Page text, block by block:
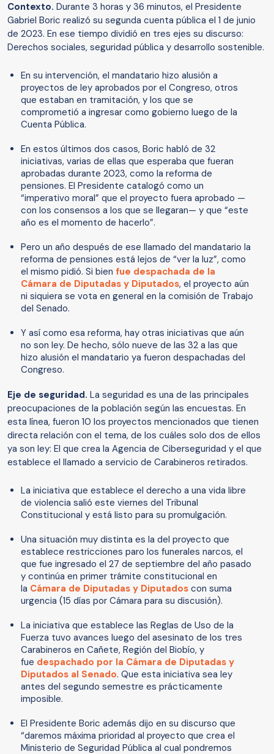
Contexto. Durante 3 horas y 36 minutos, el Presidente
Gabriel Boric realizó su segunda cuenta pública el 1 de junio
de 2023. En ese tiempo dividió en tres ejes su discurso:
Derechos sociales, seguridad pública y desarrollo sostenible.
En su intervención, el mandatario hizo alusión a
proyectos de ley aprobados por el Congreso, otros
que estaban en tramitación, y los que se
comprometió a ingresar como gobierno luego de la
Cuenta Pública.
En estos últimos dos casos, Boric habló de 32
iniciativas, varias de ellas que esperaba que fueran
aprobadas durante 2023, como la reforma de
pensiones. El Presidente catalogó como un
“imperativo moral” que el proyecto fuera aprobado —
con los consensos a los que se llegaran— y que “este
año es el momento de hacerlo”.
Pero un año después de ese llamado del mandatario la
reforma de pensiones está lejos de “ver la luz”, como
el mismo pidió. Si bien fue despachada de la
Cámara de Diputadas y Diputados, el proyecto aún
ni siquiera se vota en general en la comisión de Trabajo
del Senado.
Y así como esa reforma, hay otras iniciativas que aún
no son ley. De hecho, sólo nueve de las 32 a las que
hizo alusión el mandatario ya fueron despachadas del
Congreso.
Eje de seguridad. La seguridad es una de las principales
preocupaciones de la población según las encuestas. En
esta línea, fueron 10 los proyectos mencionados que tienen
directa relación con el tema, de los cuáles solo dos de ellos
ya son ley: El que crea la Agencia de Ciberseguridad y el que
establece el llamado a servicio de Carabineros retirados.
La iniciativa que establece el derecho a una vida libre
de violencia salió este viernes del Tribunal
Constitucional y está listo para su promulgación.
Una situación muy distinta es la del proyecto que
establece restricciones paro los funerales narcos, el
que fue ingresado el 27 de septiembre del año pasado
y continúa en primer trámite constitucional en
la Cámara de Diputadas y Diputados con suma
urgencia (15 días por Cámara para su discusión).
La iniciativa que establece las Reglas de Uso de la
Fuerza tuvo avances luego del asesinato de los tres
Carabineros en Cañete, Región del Biobío, y
fue despachado por la Cámara de Diputadas y
Diputados al Senado. Que esta iniciativa sea ley
antes del segundo semestre es prácticamente
imposible.
El Presidente Boric además dijo en su discurso que
“daremos máxima prioridad al proyecto que crea el
Ministerio de Seguridad Pública al cual pondremos